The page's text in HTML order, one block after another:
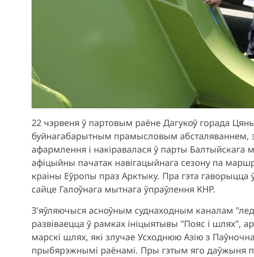
22 чэрвеня ў партовым раёне Дагукоў горада
буйнагабарытным прамысловым абсталяваннем,
афармлення і накіравалася ў парты
афіцыйны пачатак навігацыйнага сезону па
краіны Еўропы праз Арктыку. Пра гэта
сайце Галоўнага мытнага ўпраўлення КНР.
З'яўляючыся асноўным суднаходным каналам
развіваецца ў рамках ініцыятывы "Пояс і шлях",
марскі шлях, які злучае Усходнюю Азію з
прыбярэжнымі раёнамі. Пры гэтым яго даўжыня